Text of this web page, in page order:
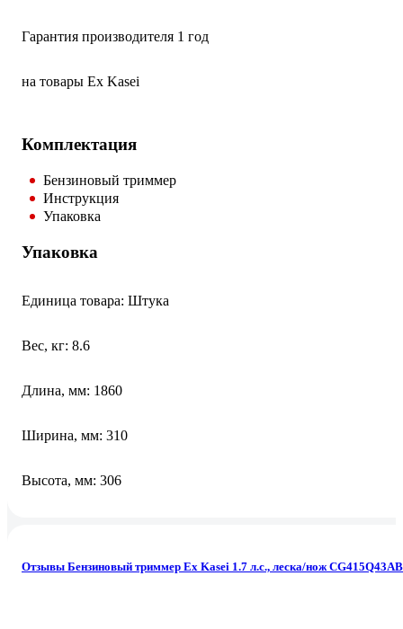
Гарантия производителя 1 год
на товары Ex Kasei
Комплектация
Бензиновый триммер
Инструкция
Упаковка
Упаковка
Единица товара: Штука
Вес, кг: 8.6
Длина, мм: 1860
Ширина, мм: 310
Высота, мм: 306
Отзывы Бензиновый триммер Ex Kasei 1.7 л.с., леска/нож CG415Q43AB